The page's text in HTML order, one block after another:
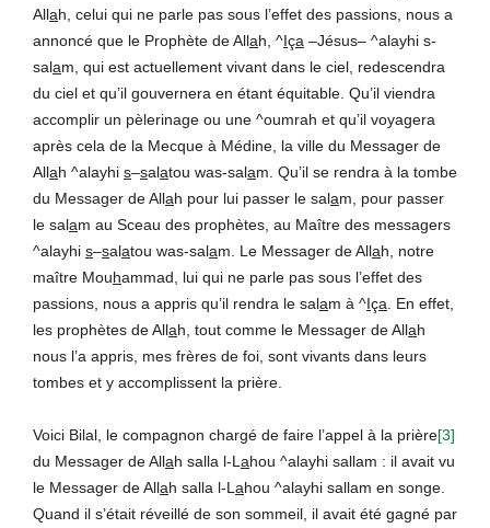
Allah, celui qui ne parle pas sous l’effet des passions, nous a
annoncé que le Prophète de Allah, ^Iça –Jésus– ^alayhi s-
salam, qui est actuellement vivant dans le ciel, redescendra
du ciel et qu’il gouvernera en étant équitable. Qu’il viendra
accomplir un pèlerinage ou une ^oumrah et qu’il voyagera
après cela de la Mecque à Médine, la ville du Messager de
Allah ^alayhi s–salatou was-salam. Qu’il se rendra à la tombe
du Messager de Allah pour lui passer le salam, pour passer
le salam au Sceau des prophètes, au Maître des messagers
^alayhi s–salatou was-salam. Le Messager de Allah, notre
maître Mouhammad, lui qui ne parle pas sous l’effet des
passions, nous a appris qu’il rendra le salam à ^Iça . En effet,
les prophètes de Allah, tout comme le Messager de Allah
nous l’a appris, mes frères de foi, sont vivants dans leurs
tombes et y accomplissent la prière.
Voici Bilal, le compagnon chargé de faire l’appel à la prière[3]
du Messager de Allah salla l-L ahou ^alayhi sallam : il avait vu
le Messager de Allah salla l-L ahou ^alayhi sallam en songe.
Quand il s’était réveillé de son sommeil, il avait été gagné par